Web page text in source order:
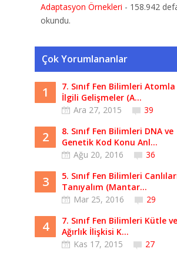
Adaptasyon Örnekleri - 158.942
okundu.
Çok Yorumlananlar
1
7. Sınıf Fen Bilimleri Atomla
İlgili Gelişmeler (A...
Ara 27, 2015
39
2
8. Sınıf Fen Bilimleri DNA ve
Genetik Kod Konu Anl...
Ağu 20, 2016
36
3
5. Sınıf Fen Bilimleri
Tanıyalım (Mantar...
Mar 25, 2016
29
4
7. Sınıf Fen Bilimleri Kütle ve
Ağırlık İlişkisi K...
Kas 17, 2015
27